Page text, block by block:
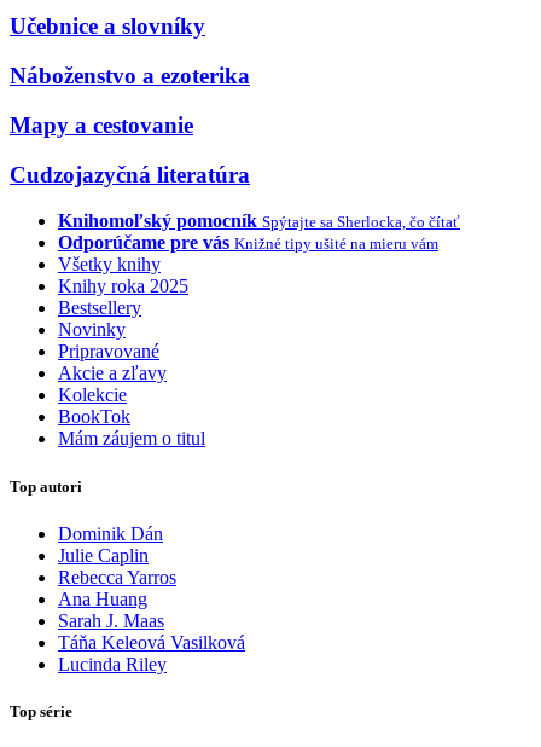
Učebnice a slovníky
Náboženstvo a ezoterika
Mapy a cestovanie
Cudzojazyčná literatúra
Knihomoľský pomocník Spýtajte sa Sherlocka, čo čítať
Odporúčame pre vás Knižné tipy ušité na mieru vám
Všetky knihy
Knihy roka 2025
Bestsellery
Novinky
Pripravované
Akcie a zľavy
Kolekcie
BookTok
Mám záujem o titul
Top autori
Dominik Dán
Julie Caplin
Rebecca Yarros
Ana Huang
Sarah J. Maas
Táňa Keleová Vasilková
Lucinda Riley
Top série